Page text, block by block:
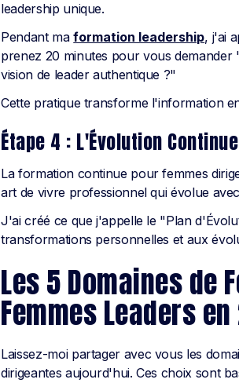
leadership unique.
Pendant maformation leadership, j'ai
prenez 20 minutes pour vous
vision de leader authentique ?"
Cette pratique transforme l'information
Étape 4 : L'Évolution Continue
La formation continue pour femmes
art de vivre professionnel qui évolue
J'ai créé ce que j'appelle le "Plan
transformations personnelles et aux
Les 5 Domaines
Femmes Leaders
Laissez-moi partager avec vous les
dirigeantes aujourd'hui. Ces choix sont